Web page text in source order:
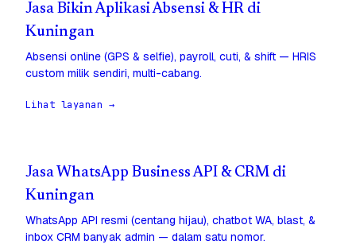
Jasa Bikin Aplikasi Absensi & HR di
Kuningan
Absensi online (GPS & selfie), payroll, cuti, & shift — HRIS
custom milik sendiri, multi-cabang.
Lihat layanan →
Jasa WhatsApp Business API & CRM di
Kuningan
WhatsApp API resmi (centang hijau), chatbot WA, blast, &
inbox CRM banyak admin — dalam satu nomor.